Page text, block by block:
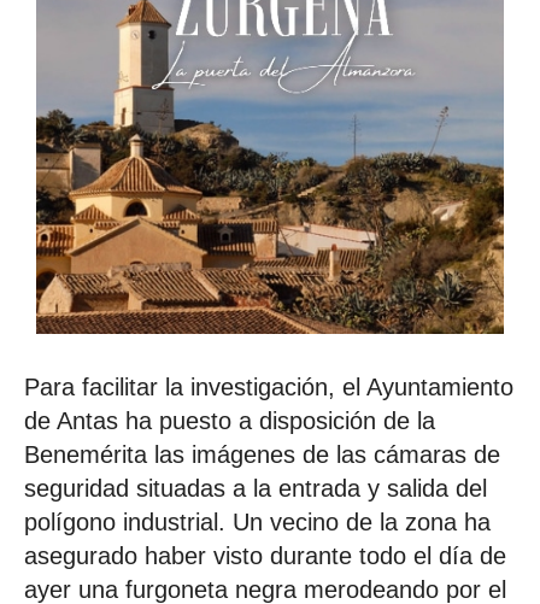
Para facilitar la investigación, el Ayuntamiento
de Antas ha puesto a disposición de la
Benemérita las imágenes de las cámaras de
seguridad situadas a la entrada y salida del
polígono industrial. Un vecino de la zona ha
asegurado haber visto durante todo el día de
ayer una furgoneta negra merodeando por el